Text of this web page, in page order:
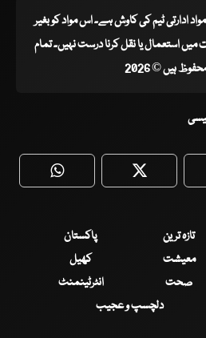
مواد ادارتی ٹیم کی کاوش ہے۔ اس مواد کو بغیر
استعمال یا نقل کرنا درست نہیں۔ تمام
ہیں © 2026
WhatsApp Twitter
تازہ ترین
پاکستان
معیشت
کھیل
صحت
انٹرٹینمنٹ
دلچسپ و عجیب